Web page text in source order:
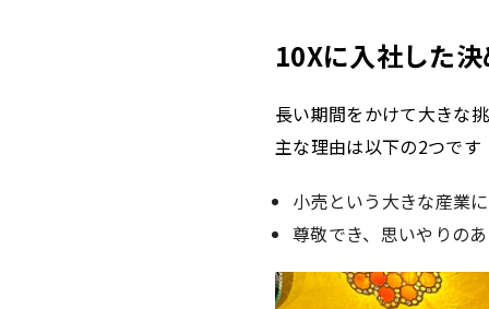
10Xに入社した
長い期間をかけて大きな
主な理由は以下の2つです
小売という大きな産業
尊敬でき、思いやりの